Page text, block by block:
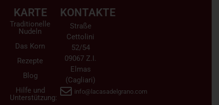
KARTE
Traditionelle
Nudeln
Das Korn
Rezepte
Blog
Hilfe und
Unterstützung:
KONTAKTE
Straße
Cettolini
52/54
09067 Z.I.
Elmas
(Cagliari)
info@lacasadelgrano.com